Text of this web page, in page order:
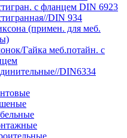
с фланцем DIN 6923
DIN 934
(примен. для меб.
Гайка меб.потайн. с
DIN6334